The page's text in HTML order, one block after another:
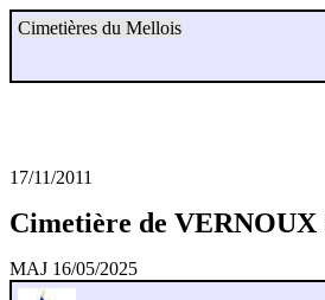
Cimetières du Mellois
17/11/2011
Cimetière de
MAJ 16/05/2025